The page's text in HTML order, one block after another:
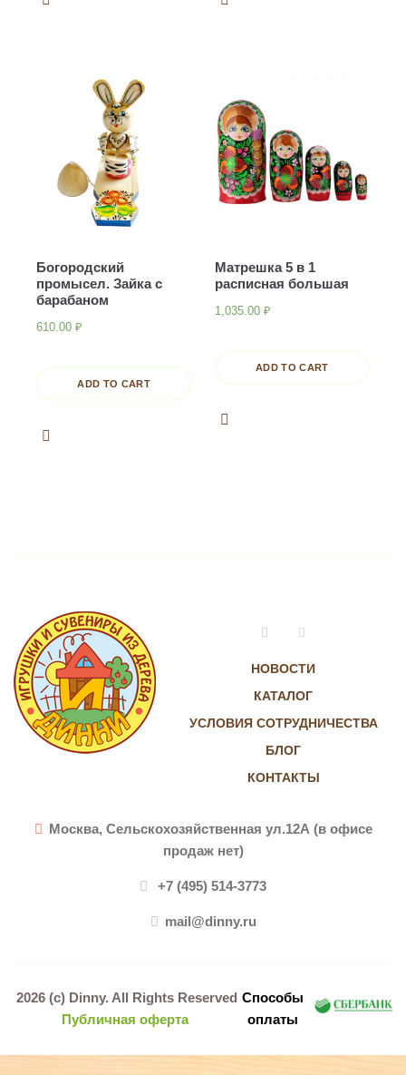
Богородский
промысел. Зайка с
барабаном
610.00 ₽
ADD TO CART
Матрешка 5 в 1
расписная большая
1,035.00 ₽
ADD TO CART
НОВОСТИ
КАТАЛОГ
УСЛОВИЯ СОТРУДНИЧЕСТВА
БЛОГ
КОНТАКТЫ
VkontakteInstagram
Москва, Сельскохозяйственная ул.12А (в офисе
продаж нет)
+7 (495) 514-3773
mail@dinny.ru
2026 (c) Dinny. All Rights Reserved
Публичная оферта
Способы
оплаты